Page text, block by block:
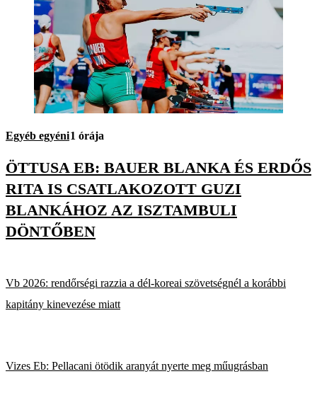
Egyéb egyéni1 órája
ÖTTUSA EB: BAUER BLANKA ÉS ERDŐS
RITA IS CSATLAKOZOTT GUZI
BLANKÁHOZ AZ ISZTAMBULI
DÖNTŐBEN
Vb 2026: rendőrségi razzia a dél-koreai szövetségnél a korábbi
kapitány kinevezése miatt
Vizes Eb: Pellacani ötödik aranyát nyerte meg műugrásban